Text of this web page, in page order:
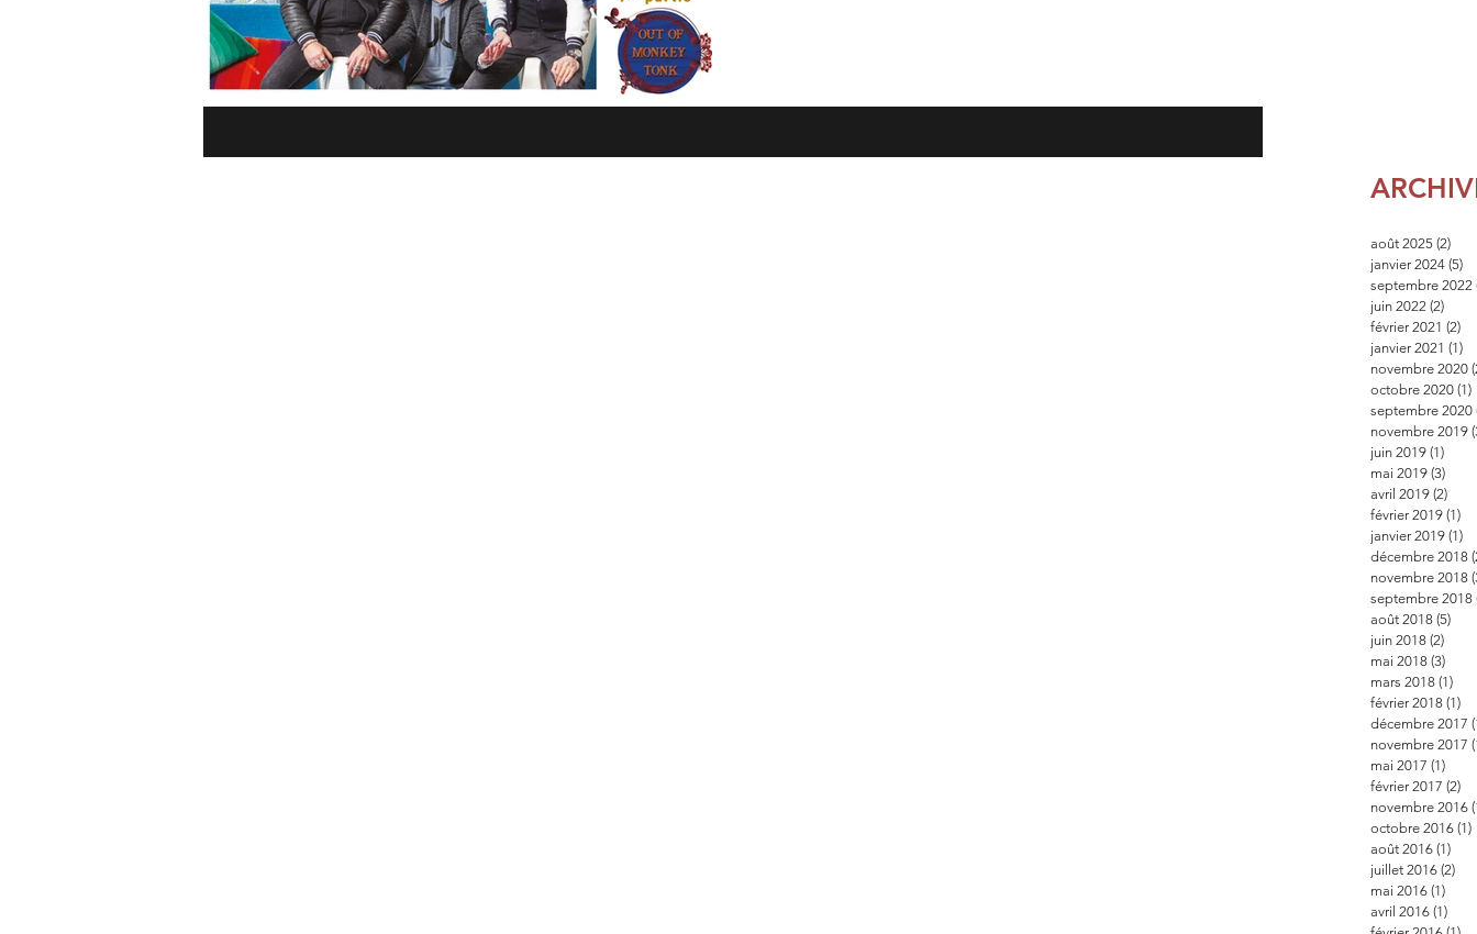
août 2025 (2)
janvier 2024 (5)
septembre 2022
juin 2022 (2)
février 2021 (2)
janvier 2021 (1)
novembre 2020
octobre 2020 (1)
septembre 2020
novembre 2019
juin 2019 (1)
mai 2019 (3)
avril 2019 (2)
février 2019 (1)
janvier 2019 (1)
décembre 2018
novembre 2018
septembre 2018
août 2018 (5)
juin 2018 (2)
mai 2018 (3)
mars 2018 (1)
février 2018 (1)
décembre 2017
novembre 2017
mai 2017 (1)
février 2017 (2)
novembre 2016
octobre 2016 (1)
août 2016 (1)
juillet 2016 (2)
mai 2016 (1)
avril 2016 (1)